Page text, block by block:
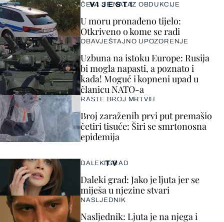
VIJESTI
ČEKA SE NALAZ OBDUKCIJE
U moru pronađeno tijelo:
Otkriveno o kome se radi
OBAVJEŠTAJNO UPOZORENJE
Uzbuna na istoku Europe: Rusija
bi mogla napasti, a poznato i
kada! Moguć i kopneni upad u
članicu NATO-a
RASTE BROJ MRTVIH
Broj zaraženih prvi put premašio
četiri tisuće: Širi se smrtonosna
epidemija
TV
DALEKI GRAD
Daleki grad: Jako je ljuta jer se
miješa u njezine stvari
NASLJEDNIK
Nasljednik: Ljuta je na njega i